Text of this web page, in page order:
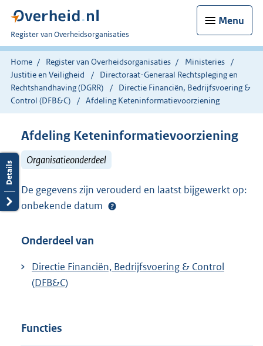
Menu
U
bent
nu
hier:
Register van Overheidsorganisaties
Home Register van Overheidsorganisaties
Ministeries
Justitie en Veiligheid
Directoraat-Generaal Rechtspleging en
Rechtshandhaving (DGRR)
Directie Financiën, Bedrijfsvoering &
Control (DFB&C)
Afdeling Keteninformatievoorziening
Afdeling Keteninformatievoorziening
Organisatieonderdeel
De gegevens zijn verouderd en laatst bijgewerkt op:
onbekende datum
Onderdeel van
Directie Financiën, Bedrijfsvoering & Control
(DFB&C)
Functies